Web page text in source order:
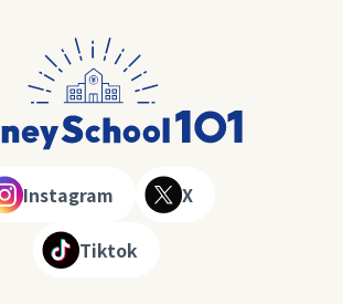
Instagram X
Tiktok